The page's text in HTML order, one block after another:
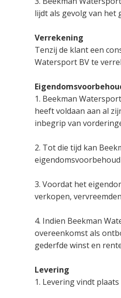
lijdt als gevolg van het
Verrekening
Tenzij de klant een
Watersport BV te
1. Beekman
heeft voldaan aan al
inbegrip van
2. Tot die tijd kan
3. Voordat het
verkopen,
4. Indien Beekman
overeenkomst als
gederfde winst en
Levering
1. Levering vindt